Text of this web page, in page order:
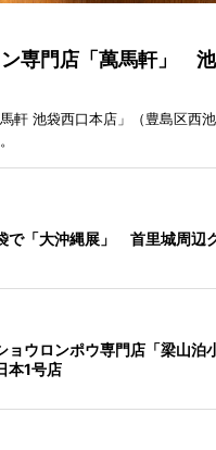
専門店「萬馬軒」
軒 池袋西口本店」（豊島区西
で「大沖縄展」 首里城周辺
ョウロンポウ専門店「梁山泊
本1号店